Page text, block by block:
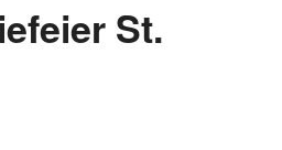
St.